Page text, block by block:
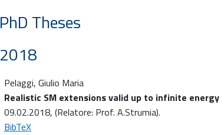
PhD Theses
2018
Pelaggi, Giulio Maria
Realistic SM extensions valid up to infinite energy
09.02.2018, (Relatore: Prof. A.Strumia).
BibTeX